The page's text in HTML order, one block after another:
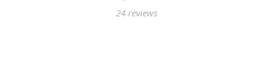
24 reviews